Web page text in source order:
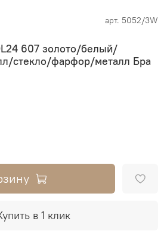
арт. 5052/3W
607 золото/белый/
стекло/фарфор/металл Бра
в 1 клик